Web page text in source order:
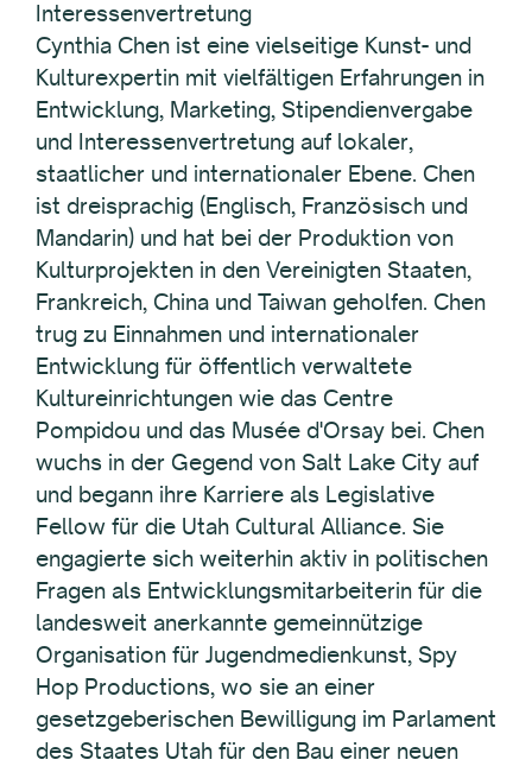
Interessenvertretung
Cynthia Chen ist eine vielseitige Kunst- und
Kulturexpertin mit vielfältigen Erfahrungen in
Entwicklung, Marketing, Stipendienvergabe
und Interessenvertretung auf lokaler,
staatlicher und internationaler Ebene. Chen
ist dreisprachig (Englisch, Französisch und
Mandarin) und hat bei der Produktion von
Kulturprojekten in den Vereinigten Staaten,
Frankreich, China und Taiwan geholfen. Chen
trug zu Einnahmen und internationaler
Entwicklung für öffentlich verwaltete
Kultureinrichtungen wie das Centre
Pompidou und das Musée d'Orsay bei. Chen
wuchs in der Gegend von Salt Lake City auf
und begann ihre Karriere als Legislative
Fellow für die Utah Cultural Alliance. Sie
engagierte sich weiterhin aktiv in politischen
Fragen als Entwicklungsmitarbeiterin für die
landesweit anerkannte gemeinnützige
Organisation für Jugendmedienkunst, Spy
Hop Productions, wo sie an einer
gesetzgeberischen Bewilligung im Parlament
des Staates Utah für den Bau einer neuen